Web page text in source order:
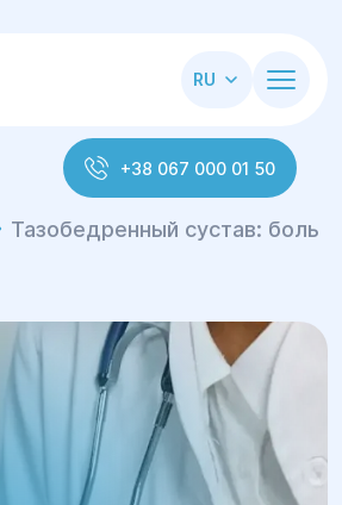
RU
+38 067 000 01 50
Тазобедренный сустав: боль